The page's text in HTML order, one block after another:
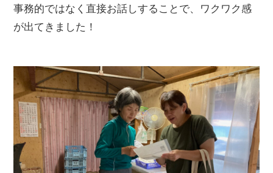
事務的ではなく直接お話しすることで、ワクワク感
が出てきました！